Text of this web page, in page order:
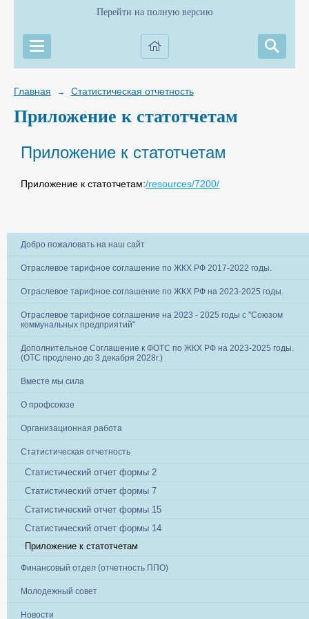
Перейти на полную версию
Главная → Статистическая отчетность
Приложение к статотчетам
Приложение к статотчетам
Приложение к статотчетам:/resources/7200/
Добро пожаловать на наш сайт
Отраслевое тарифное соглашение по ЖКХ РФ 2017-2022 годы.
Отраслевое тарифное соглашение по ЖКХ РФ на 2023-2025 годы.
Отраслевое тарифное соглашение на 2023 - 2025 годы с "Союзом
коммунальных предприятий"
Дополнительное Соглашение к ФОТС по ЖКХ РФ на 2023-2025 годы.
(ОТС продлено до 3 декабря 2028г.)
Вместе мы сила
О профсоюзе
Организационная работа
Статистическая отчетность
Статистический отчет формы 2
Статистический отчет формы 7
Статистический отчет формы 15
Статистический отчет формы 14
Приложение к статотчетам
Финансовый отдел (отчетность ППО)
Молодежный совет
Новости